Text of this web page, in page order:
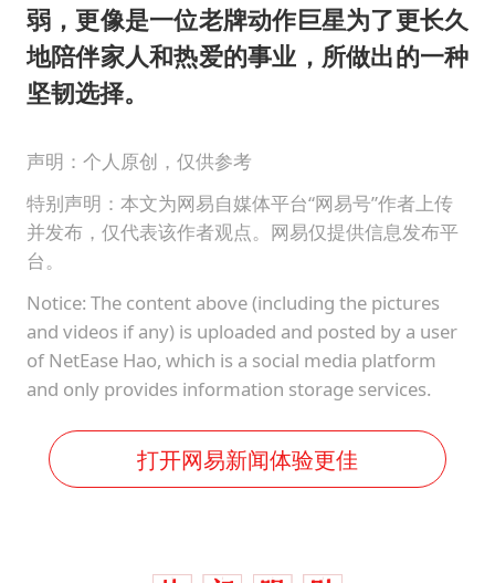
弱，更像是一位老牌动作巨星为了更长久
地陪伴家人和热爱的事业，所做出的一种
坚韧选择。
声明：个人原创，仅供参考
特别声明：本文为网易自媒体平台“网易号”作者上传
并发布，仅代表该作者观点。网易仅提供信息发布平
台。
Notice: The content above (including the pictures
and videos if any) is uploaded and posted by a user
of NetEase Hao, which is a social media platform
and only provides information storage services.
打开网易新闻体验更佳